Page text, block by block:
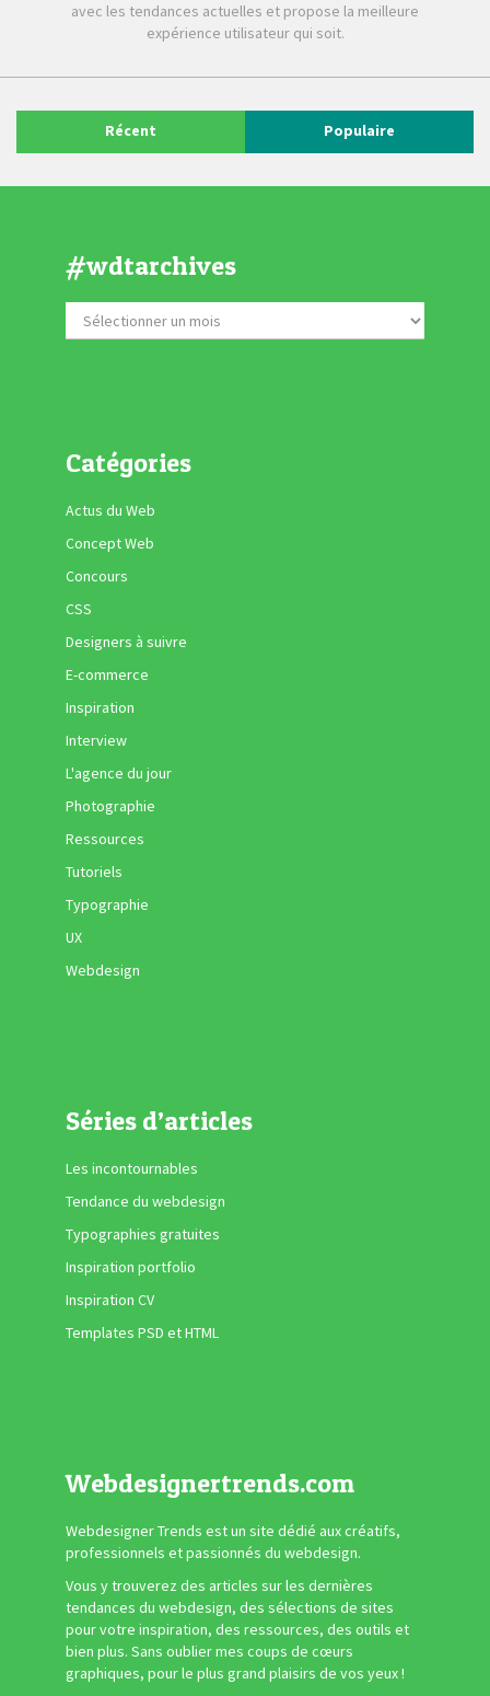
avec les tendances actuelles et propose la meilleure
expérience utilisateur qui soit.
Récent Populaire
#wdtarchives
Catégories
Actus du Web
Concept Web
Concours
CSS
Designers à suivre
E-commerce
Inspiration
Interview
L'agence du jour
Photographie
Ressources
Tutoriels
Typographie
UX
Webdesign
Séries d’articles
Les incontournables
Tendance du webdesign
Typographies gratuites
Inspiration portfolio
Inspiration CV
Templates PSD et HTML
Webdesignertrends.com
Webdesigner Trends est un site dédié aux créatifs,
professionnels et passionnés du webdesign.
Vous y trouverez des articles sur les dernières
tendances du webdesign, des sélections de sites
pour votre inspiration, des ressources, des outils et
bien plus. Sans oublier mes coups de cœurs
graphiques, pour le plus grand plaisirs de vos yeux !